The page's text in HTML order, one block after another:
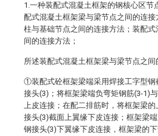
1.一种装配式混凝土框架的钢核心区节
配式混凝土框架梁与梁节点之间的连
柱与基础节点之间的连接方法；装配
间的连接方法；
所述装配式混凝土框架梁与梁节点之间
①装配式砼框架梁端采用焊接工字型钢
接头(3)；将框架梁端负弯矩钢筋(3-1)
上皮连接；在配二排筋时，将框架梁
接头(3)截面上翼缘下皮连接；框架梁
钢接头(3)下翼缘下皮连接，框架梁的